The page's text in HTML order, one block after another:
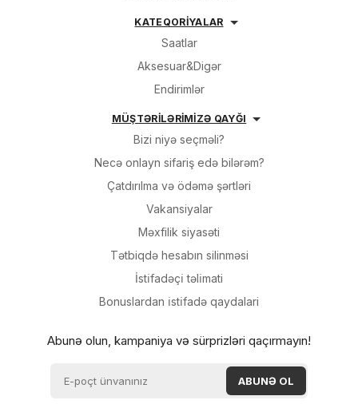
KATEQORİYALAR
Saatlar
Aksesuar&Digər
Endirimlər
MÜŞTƏRİLƏRİMİZƏ QAYĞI
Bizi niyə seçməli?
Necə onlayn sifariş edə bilərəm?
Çatdırılma və ödəmə şərtləri
Vakansiyalar
Məxfilik siyasəti
Tətbiqdə hesabın silinməsi
İsti̇fadəçi̇ təli̇mati
Bonuslardan i̇sti̇fadə qaydalari
Abunə olun, kampaniya və sürprizləri qaçırmayın!